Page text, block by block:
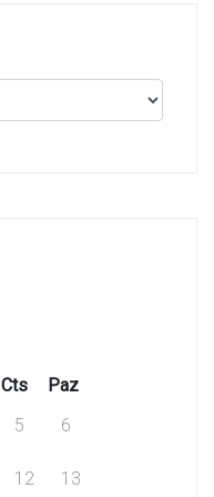
Cts
Paz
5 6
12 13